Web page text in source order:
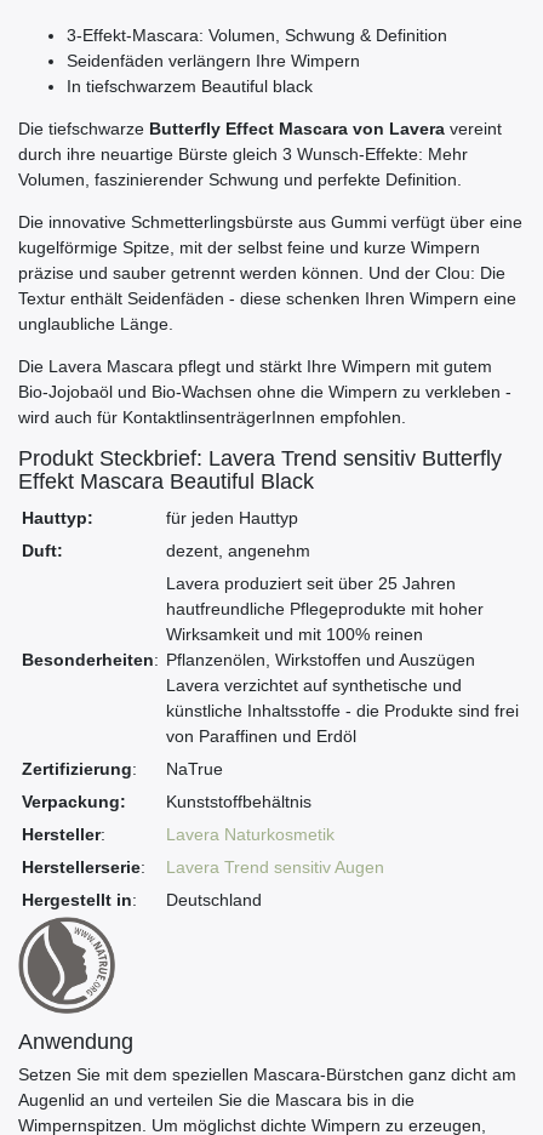
3-Effekt-Mascara: Volumen, Schwung & Definition
Seidenfäden verlängern Ihre Wimpern
In tiefschwarzem Beautiful black
Die tiefschwarze Butterfly Effect Mascara von Lavera vereint
durch ihre neuartige Bürste gleich 3 Wunsch-Effekte: Mehr
Volumen, faszinierender Schwung und perfekte Definition.
Die innovative Schmetterlingsbürste aus Gummi verfügt über eine
kugelförmige Spitze, mit der selbst feine und kurze Wimpern
präzise und sauber getrennt werden können. Und der Clou: Die
Textur enthält Seidenfäden - diese schenken Ihren Wimpern eine
unglaubliche Länge.
Die Lavera Mascara pflegt und stärkt Ihre Wimpern mit gutem
Bio-Jojobaöl und Bio-Wachsen ohne die Wimpern zu verkleben -
wird auch für KontaktlinsenträgerInnen empfohlen.
Produkt Steckbrief: Lavera Trend sensitiv Butterfly
Effekt Mascara Beautiful Black
Hauttyp:
für jeden Hauttyp
Duft:
dezent, angenehm
Besonderheiten:
Lavera produziert seit über 25 Jahren
hautfreundliche Pflegeprodukte mit hoher
Wirksamkeit und mit 100% reinen
Pflanzenölen, Wirkstoffen und Auszügen
Lavera verzichtet auf synthetische und
künstliche Inhaltsstoffe - die Produkte sind frei
von Paraffinen und Erdöl
Zertifizierung:
NaTrue
Verpackung:
Kunststoffbehältnis
Hersteller:
Lavera Naturkosmetik
Herstellerserie:
Lavera Trend sensitiv Augen
Hergestellt in: Deutschland
Anwendung
Setzen Sie mit dem speziellen Mascara-Bürstchen ganz dicht am
Augenlid an und verteilen Sie die Mascara bis in die
Wimpernspitzen. Um möglichst dichte Wimpern zu erzeugen,